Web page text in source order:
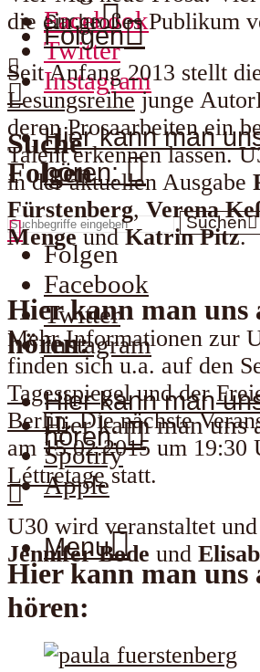
Suche
Suche
Suchen
Facebook
Twitter
Instagram
Hier kann man
hören:
Hier kann man uns
hören:
Hier kann man uns
Spotify
Apple
Menu
Folgen
Folgen
Folgen
Facebook
Twitter
Instagram
Hier kann man
hören:
Hier kann man uns
hören:
die ein großes Publikum
Seit Anfang 2013 stellt
Lesungsreihejunge
deren Prosaarbeiten ein
Talent erkennen lassen.
in der aktuellen Ausgabe
Fürstenberg,Verena
MengeundKatrin Pitz.
Mehr Informationen zur
finden sich u.a. auf den
Tagesspiegelund der
Berlin. Die nächste
am 15.02.2015 um 19:30
Léttretagestatt.
U30 wird veranstaltet
Jennifer Bode und